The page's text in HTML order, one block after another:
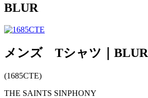
BLUR
メンズ Tシャツ｜BLUR
(1685CTE)
THE SAINTS SINPHONY